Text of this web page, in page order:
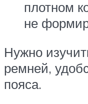
плотном
не
Нужно
ремней,
пояса.